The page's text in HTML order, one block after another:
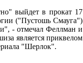
выйдет в прокат 17
("Пустошь Смауга")
- отмечал Феллман и
является приквелом
"Шерлок".